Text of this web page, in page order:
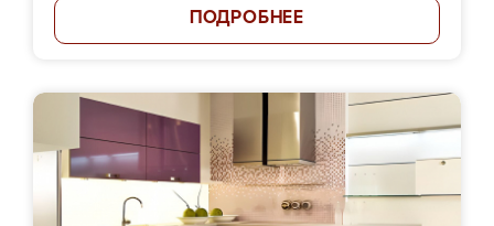
ПОДРОБНЕЕ